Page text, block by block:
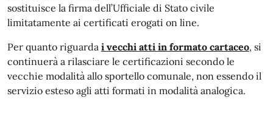
sostituisce la firma dell’Ufficiale di Stato civile
limitatamente ai certificati erogati on line.
Per quanto riguarda i vecchi atti in formato cartaceo, si
continuerà a rilasciare le certificazioni secondo le
vecchie modalità allo sportello comunale, non essendo il
servizio esteso agli atti formati in modalità analogica.